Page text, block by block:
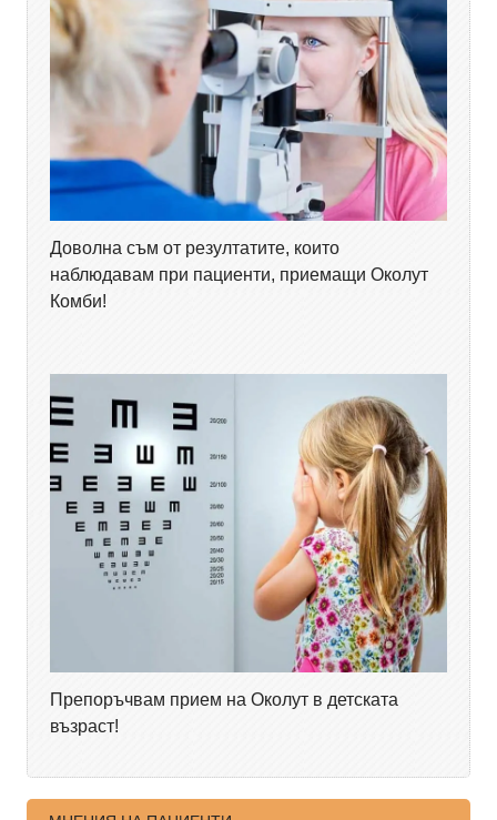
Доволна съм от резултатите, които
наблюдавам при пациенти, приемащи Околут
Комби!
Препоръчвам прием на Околут в детската
възраст!